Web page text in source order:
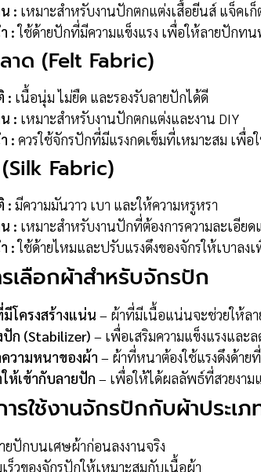
: เหมาะสำหรับงานปักตกแต่งเสื้อยีนส์ แจ็คเก็
:ใช้ด้ายปักที่มีความแข็งแรง เพื่อให้ลายปักท
าด (Felt Fabric)
: เนื้อนุ่ม ไม่ยืด และรองรับลายปักได้ดี
: เหมาะสำหรับงานปักตกแต่งและงาน DIY
: ควรใช้จักรปักที่มีแรงกดเข็มที่เหมาะสม เพื่
Fabric)
: มีความมันวาว เบา และให้ความหรูหรา
: เหมาะสำหรับงานปักที่ต้องการความละเอีย
:ใช้ด้ายไหมและปรับแรงดึงของจักรให้เบาลง
เลือกผ้าสำหรับจักรปัก
โครงสร้างแน่น – ผ้าที่มีเนื้อแน่นจะช่วยให้ล
ก (Stabilizer) – เพื่อเสริมความแข็งแรงแล
วามหนาของผ้า – ผ้าที่หนาต้องใช้แรงดึงด้าย
ห้เข้ากับลายปัก – เพื่อให้ได้ผลลัพธ์ที่สวยงาม
รใช้งานจักรปักกับผ้าประเภ
ปักบนเศษผ้าก่อนลงงานจริง
ร็วของจักรปักให้เหมาะสมกับเนื้อผ้า